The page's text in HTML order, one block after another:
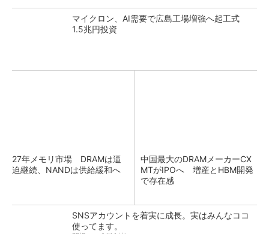
マイクロン、AI需要で広島工場増強へ起工式
1.5兆円投資
27年メモリ市場 DRAMは逼
迫継続、NANDは供給緩和へ
中国最大のDRAMメーカーCX
MTがIPOへ 増産とHBM開発
で存在感
SNSアカウントを着実に成長。実はみんなココ
使ってます。